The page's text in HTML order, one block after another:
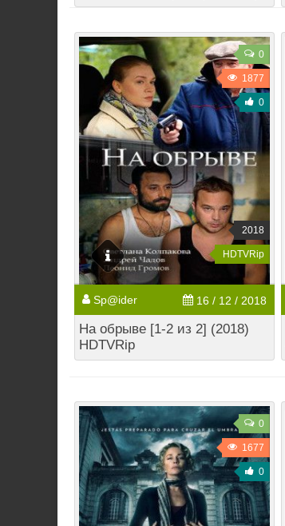
0
1877
0
2018
HDTVRip
Sp@ider 16 / 12 / 2018
На обрыве [1-2 из 2] (2018)
HDTVRip
0
1677
0